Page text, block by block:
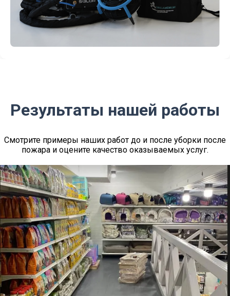
Результаты нашей работы
Смотрите примеры наших работ до и после уборки после
пожара и оцените качество оказываемых услуг.